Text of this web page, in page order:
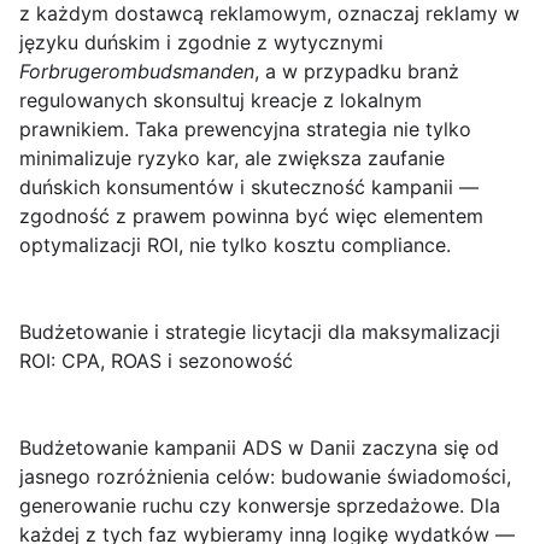
z każdym dostawcą reklamowym, oznaczaj reklamy w
języku duńskim i zgodnie z wytycznymi
Forbrugerombudsmanden, a w przypadku branż
regulowanych skonsultuj kreacje z lokalnym
prawnikiem. Taka prewencyjna strategia nie tylko
minimalizuje ryzyko kar, ale zwiększa zaufanie
duńskich konsumentów i skuteczność kampanii —
zgodność z prawem powinna być więc elementem
optymalizacji ROI, nie tylko kosztu compliance.
Budżetowanie i strategie licytacji dla maksymalizacji
ROI: CPA, ROAS i sezonowość
Budżetowanie kampanii ADS w Danii zaczyna się od
jasnego rozróżnienia celów: budowanie świadomości,
generowanie ruchu czy konwersje sprzedażowe. Dla
każdej z tych faz wybieramy inną logikę wydatków —